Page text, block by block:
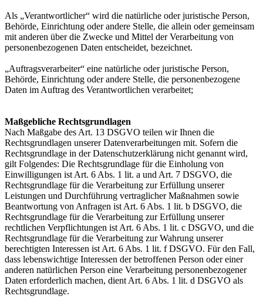
Als „Verantwortlicher“ wird die natürliche oder juristische Person,
Behörde, Einrichtung oder andere Stelle, die allein oder gemeinsam
mit anderen über die Zwecke und Mittel der Verarbeitung von
personenbezogenen Daten entscheidet, bezeichnet.
„Auftragsverarbeiter“ eine natürliche oder juristische Person,
Behörde, Einrichtung oder andere Stelle, die personenbezogene
Daten im Auftrag des Verantwortlichen verarbeitet;
Maßgebliche Rechtsgrundlagen
Nach Maßgabe des Art. 13 DSGVO teilen wir Ihnen die
Rechtsgrundlagen unserer Datenverarbeitungen mit. Sofern die
Rechtsgrundlage in der Datenschutzerklärung nicht genannt wird,
gilt Folgendes: Die Rechtsgrundlage für die Einholung von
Einwilligungen ist Art. 6 Abs. 1 lit. a und Art. 7 DSGVO, die
Rechtsgrundlage für die Verarbeitung zur Erfüllung unserer
Leistungen und Durchführung vertraglicher Maßnahmen sowie
Beantwortung von Anfragen ist Art. 6 Abs. 1 lit. b DSGVO, die
Rechtsgrundlage für die Verarbeitung zur Erfüllung unserer
rechtlichen Verpflichtungen ist Art. 6 Abs. 1 lit. c DSGVO, und die
Rechtsgrundlage für die Verarbeitung zur Wahrung unserer
berechtigten Interessen ist Art. 6 Abs. 1 lit. f DSGVO. Für den Fall,
dass lebenswichtige Interessen der betroffenen Person oder einer
anderen natürlichen Person eine Verarbeitung personenbezogener
Daten erforderlich machen, dient Art. 6 Abs. 1 lit. d DSGVO als
Rechtsgrundlage.